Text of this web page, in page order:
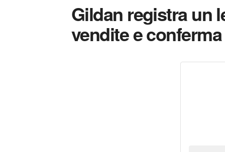
Gildan registra un
vendite e